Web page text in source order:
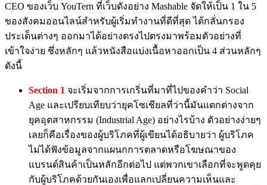
CEO ของเว็บ YouTern ที่เว็บดังอย่าง Mashable จัดให้เป็น 1 ใน 5
ของสังคมออนไลน์สำหรับผู้เริ่มทำงานที่ดีที่สุด ได้กลั่นกรอง
ประเด็นต่างๆ ออกมาได้อย่างตรงไปตรงมาพร้อมตัวอย่างที่
เข้าใจง่าย ซึ่งหลักๆ แล้วหนังสือแบ่งเนื้อหาออกเป็น 4 ส่วนหลักๆ
ดังนี้
Section 1 จะเริ่มจากการเกริ่นที่มาที่ไปของคำว่า Social
Age และเปรียบเทียบว่ายุคโซเชียลที่ว่านี้มันแตกต่างจาก
ยุคอุตสาหกรรม (Industrial Age) อย่างไรบ้าง ตัวอย่างง่ายๆ
เลยก็คือเรื่องของผู้บริโภคที่ผู้เขียนได้อธิบายว่า ผู้บริโภค
ไม่ได้ฟังข้อมูลจากแผนกการตลาดหรือโฆษณาของ
แบรนด์สินค้าเป็นหลักอีกต่อไป แต่พวกเขาเลือกที่จะพูดคุย
กับผู้บริโภคด้วยกันเองเพื่อแลกเปลี่ยนความเห็นและ